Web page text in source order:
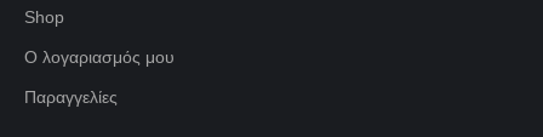
Shop
Ο λογαριασμός μου
Παραγγελίες